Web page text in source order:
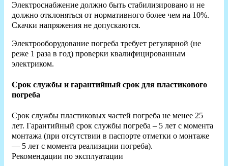
Электроснабжение должно быть стабилизировано и не
должно отклоняться от нормативного более чем на 10%.
Скачки напряжения не допускаются.
Электрооборудование погреба требует регулярной (не
реже 1 раза в год) проверки квалифицированным
электриком.
Срок службы и гарантийный срок для пластикового
погреба
Срок службы пластиковых частей погреба не менее 25
лет. Гарантийный срок службы погреба – 5 лет с момента
монтажа (при отсутствии в паспорте отметки о монтаже
— 5 лет с момента реализации погреба).
Рекомендации по эксплуатации